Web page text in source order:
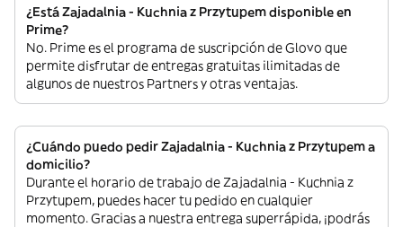
¿Está Zajadalnia - Kuchnia z Przytupem disponible en
Prime?
No. Prime es el programa de suscripción de Glovo que
permite disfrutar de entregas gratuitas ilimitadas de
algunos de nuestros Partners y otras ventajas.
¿Cuándo puedo pedir Zajadalnia - Kuchnia z Przytupem a
domicilio?
Durante el horario de trabajo de Zajadalnia - Kuchnia z
Przytupem, puedes hacer tu pedido en cualquier
momento. Gracias a nuestra entrega superrápida, ¡podrás